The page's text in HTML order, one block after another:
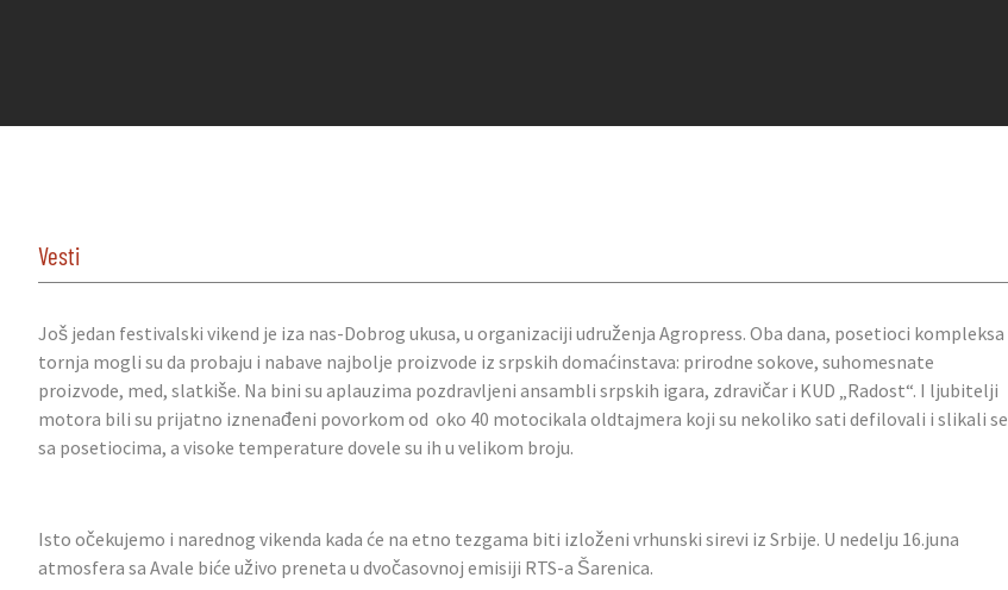
Vesti
Još jedan festivalski vikend je iza nas-Dobrog ukusa, u organizaciji udruženja Agropress. Oba dana, posetioci kompleksa
tornja mogli su da probaju i nabave najbolje proizvode iz srpskih domaćinstava: prirodne sokove, suhomesnate
proizvode, med, slatkiše. Na bini su aplauzima pozdravljeni ansambli srpskih igara, zdravičar i KUD „Radost“. I ljubitelji
motora bili su prijatno iznenađeni povorkom od oko 40 motocikala oldtajmera koji su nekoliko sati defilovali i slikali se
sa posetiocima, a visoke temperature dovele su ih u velikom broju.
Isto očekujemo i narednog vikenda kada će na etno tezgama biti izloženi vrhunski sirevi iz Srbije. U nedelju 16.juna
atmosfera sa Avale biće uživo preneta u dvočasovnoj emisiji RTS-a Šarenica.